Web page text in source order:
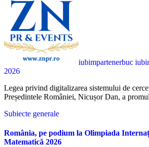
iubimpartenerbuc
2026
Legea privind digitalizarea sistemului de cercetare a fost promulgată
Președintele României, Nicușor Dan, a
Subiecte generale
România, pe podium la Olimpiada
Matematică 2026